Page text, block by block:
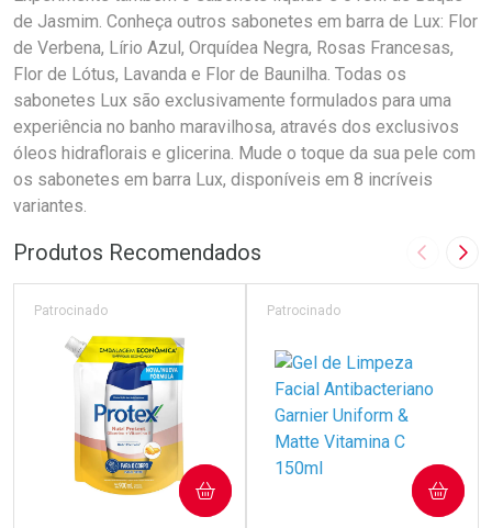
de Jasmim. Conheça outros sabonetes em barra de Lux: Flor
de Verbena, Lírio Azul, Orquídea Negra, Rosas Francesas,
Flor de Lótus, Lavanda e Flor de Baunilha. Todas os
sabonetes Lux são exclusivamente formulados para uma
experiência no banho maravilhosa, através dos exclusivos
óleos hidraflorais e glicerina. Mude o toque da sua pele com
os sabonetes em barra Lux, disponíveis em 8 incríveis
variantes.
Produtos Recomendados Imagem
Patrocinado
COMPRAR
Patrocinado
COMPRAR